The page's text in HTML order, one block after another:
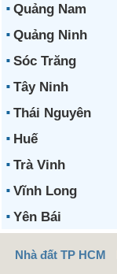
Quảng Nam
Quảng Ninh
Sóc Trăng
Tây Ninh
Thái Nguyên
Huế
Trà Vinh
Vĩnh Long
Yên Bái
Nhà đất TP HCM